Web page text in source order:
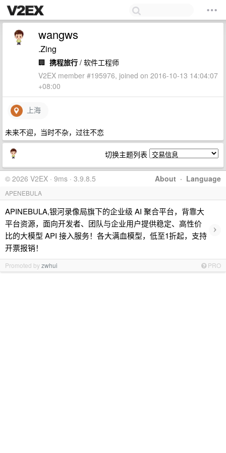
wangws
.Zing
🏢 携程旅行 / 软件工程师
V2EX member #195976, joined on 2016-10-13 14:04:07
+08:00
上海
未来不迎，当时不杂，过往不恋
切换主题列表
About · Language
© 2026 V2EX · 9ms · 3.9.8.5
APENEBULA
APINEBULA,银河录像局旗下的企业级 AI 聚合平台，背靠大
平台资源，面向开发者、团队与企业用户提供稳定、高性价
比的大模型 API 接入服务！各大满血模型，低至1折起，支持
开票报销！
›
Promoted byzwhui PRO